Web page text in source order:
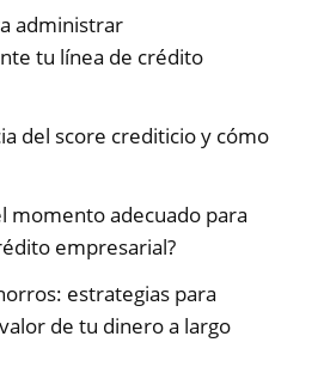
administrar
tu línea de crédito
del score crediticio y cómo
momento adecuado para
empresarial?
estrategias para
de tu dinero a largo